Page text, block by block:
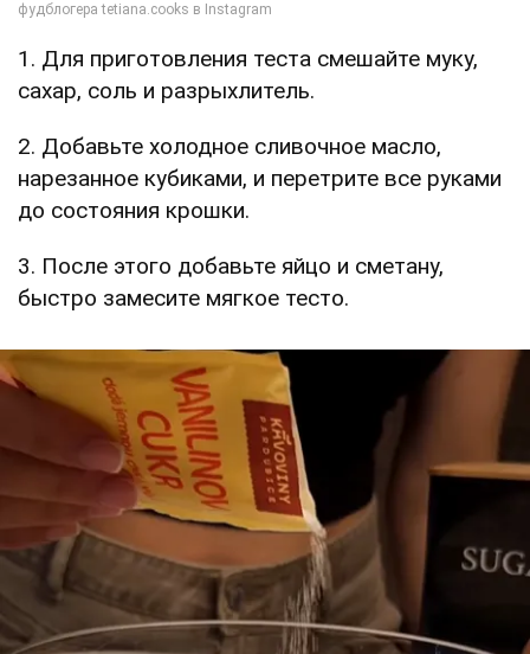
1. Для приготовления теста смешайте муку,
сахар, соль и разрыхлитель.
2. Добавьте холодное сливочное масло,
нарезанное кубиками, и перетрите все руками
до состояния крошки.
3. После этого добавьте яйцо и сметану,
быстро замесите мягкое тесто.